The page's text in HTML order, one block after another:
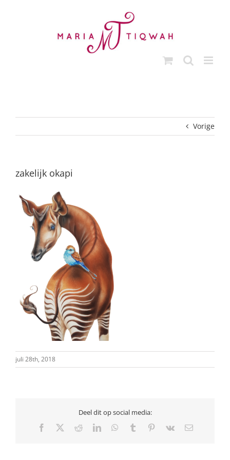
Vorige
zakelijk okapi
juli 28th, 2018
Deel dit op social media:
Facebook RedditLinkedInWhatsApp
Tumblr Pinterest
Vk
E-